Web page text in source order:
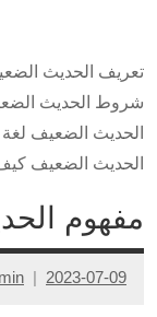
شروط الحديث
الحديث الضعيف
مفهوم
2023-07-09